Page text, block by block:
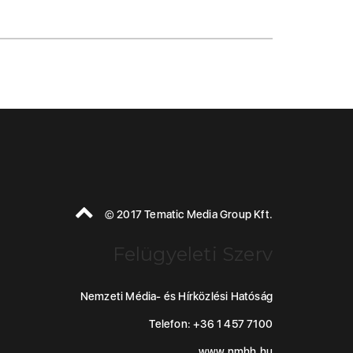
© 2017 Tematic Media Group Kft.
Felügyeleti Szerv
Nemzeti Média- és Hírközlési Hatóság
Telefon: +36 1 457 7100